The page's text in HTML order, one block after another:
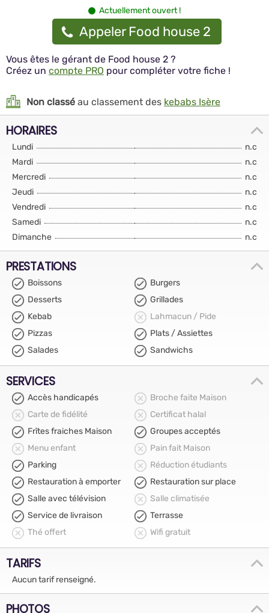
Actuellement ouvert !
Appeler Food house 2
Vous êtes le gérant de Food house 2 ?
Créez un compte PRO pour compléter votre fiche !
Non classé au classement des kebabs Isère
HORAIRES
Lundi
n.c
Mardi
n.c
Mercredi
n.c
Jeudi
n.c
Vendredi
n.c
Samedi
n.c
Dimanche
n.c
PRESTATIONS
Boissons
Burgers
Desserts
Grillades
Kebab
Lahmacun / Pide
Pizzas
Plats / Assiettes
Salades
Sandwichs
SERVICES
Accès handicapés
Broche faite Maison
Carte de fidélité
Certificat halal
Frîtes fraiches Maison
Groupes acceptés
Menu enfant
Pain fait Maison
Parking
Réduction étudiants
Restauration à emporter
Restauration sur place
Salle avec télévision
Salle climatisée
Service de livraison
Terrasse
Thé offert
Wifi gratuit
TARIFS
Aucun tarif renseigné.
PHOTOS